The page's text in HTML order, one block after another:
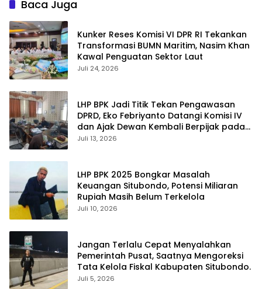
Baca Juga
Kunker Reses Komisi VI DPR RI Tekankan
Transformasi BUMN Maritim, Nasim Khan
Kawal Penguatan Sektor Laut
Juli 24, 2026
LHP BPK Jadi Titik Tekan Pengawasan
DPRD, Eko Febriyanto Datangi Komisi IV
dan Ajak Dewan Kembali Berpijak pada
Dokumen Resmi Negara
Juli 13, 2026
LHP BPK 2025 Bongkar Masalah
Keuangan Situbondo, Potensi Miliaran
Rupiah Masih Belum Terkelola
Juli 10, 2026
Jangan Terlalu Cepat Menyalahkan
Pemerintah Pusat, Saatnya Mengoreksi
Tata Kelola Fiskal Kabupaten Situbondo.
Juli 5, 2026